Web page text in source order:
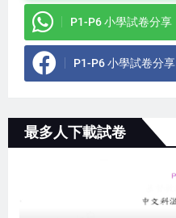
P1-P6 小學試卷分享
P1-P6 小學試卷分享
最多人下載試卷